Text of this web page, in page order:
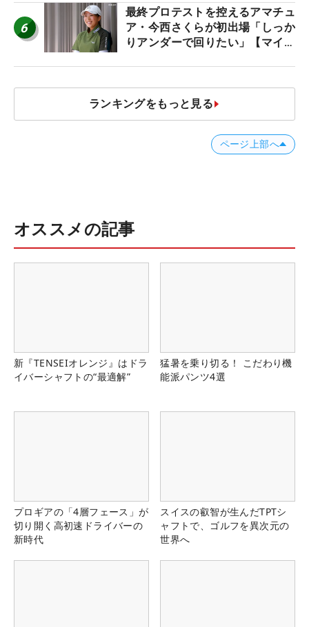
6
最終プロテストを控えるアマチュ
ア・今西さくらが初出場「しっか
りアンダーで回りたい」【マイナ
ランキングをもっと見る
ページ上部へ
オススメの記事
新『TENSEIオレンジ』はドラ
イバーシャフトの“最適解”
猛暑を乗り切る！ こだわり機
能派パンツ4選
プロギアの「4層フェース」が
切り開く高初速ドライバーの
新時代
スイスの叡智が生んだTPTシ
ャフトで、ゴルフを異次元の
世界へ